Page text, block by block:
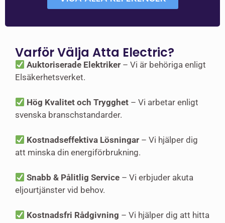
Varför Välja Atta Electric?
Auktoriserade Elektriker – Vi är behöriga enligt
Elsäkerhetsverket.
Hög Kvalitet och Trygghet – Vi arbetar enligt
svenska branschstandarder.
Kostnadseffektiva Lösningar – Vi hjälper dig
att minska din energiförbrukning.
Snabb & Pålitlig Service – Vi erbjuder akuta
eljourtjänster vid behov.
Kostnadsfri Rådgivning – Vi hjälper dig att hitta